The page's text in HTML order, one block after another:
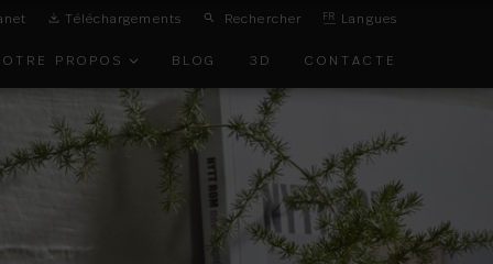
Téléchargements Rechercher FR Langues
PROPOS
DE
BLOG 3D CONTACTE